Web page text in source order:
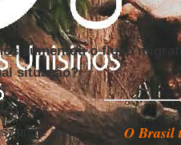
aumentou o fluxo
situação?
O Brasil
-Os
entre eles,